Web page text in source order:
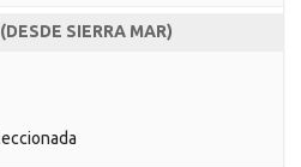
SIERRA MAR)